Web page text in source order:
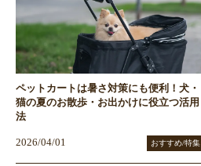
ペットカートは暑さ対策にも便利！犬・
猫の夏のお散歩・お出かけに役立つ活用
法
2026/04/01 おすすめ/特集